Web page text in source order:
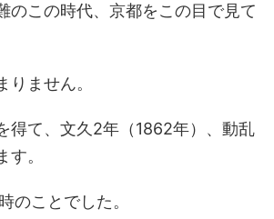
のこの時代、京都をこの目で見て
りません。
得て、文久2年（1862年）、動乱
。
のことでした。